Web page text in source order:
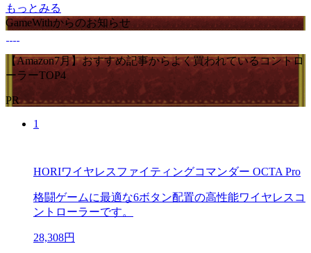
もっとみる
GameWithからのお知らせ
【Amazon7月】おすすめ記事からよく買われているコントロ
ーラーTOP4
PR
1
HORIワイヤレスファイティングコマンダー OCTA Pro
格闘ゲームに最適な6ボタン配置の高性能ワイヤレスコ
ントローラーです。
28,308円